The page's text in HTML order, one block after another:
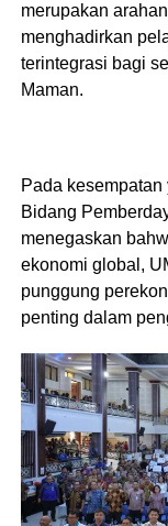
merupakan
menghadirkan
terintegrasi bagi
Maman.
Pada
Bidang
menegaskan
ekonomi global,
punggung
penting dalam